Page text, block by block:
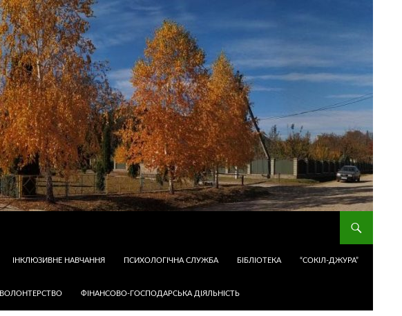
ІНКЛЮЗИВНЕ НАВЧАННЯ ПСИХОЛОГІЧНА СЛУЖБА БІБЛІОТЕКА “СОКІЛ-ДЖУРА”
ВОЛОНТЕРСТВО ФІНАНСОВО-ГОСПОДАРСЬКА ДІЯЛЬНІСТЬ